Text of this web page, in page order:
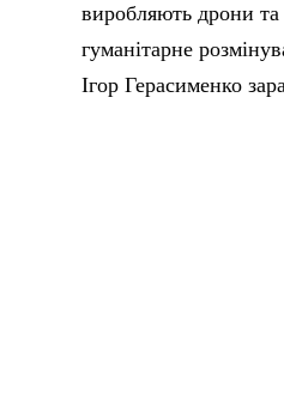
виробляють дрони
гуманітарне
Ігор Герасименко